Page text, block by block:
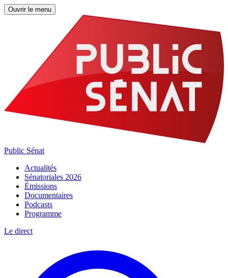
Ouvrir le menu
Public Sénat
Actualités
Sénatoriales 2026
Émissions
Documentaires
Podcasts
Programme
Le direct